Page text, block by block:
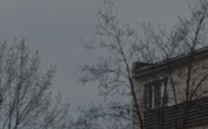
mojegliwice.pl
mojegliwice.pl 1 rok
.tiktok.com 1 tydzień 3 dni